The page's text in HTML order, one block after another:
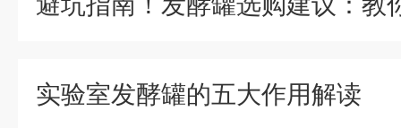
实验室发酵罐的五大作用解读